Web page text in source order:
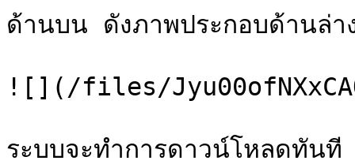
ด้านบน ดังภาพประกอบด้านล่า
![](/files/
ระบบจะทำการดาวน์โหลดทัน